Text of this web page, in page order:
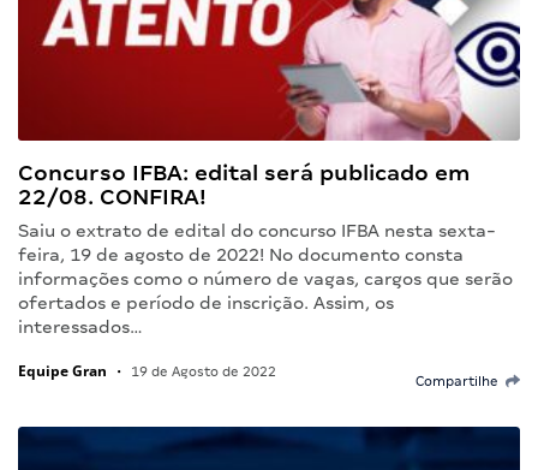
Concurso IFBA: edital será publicado em
22/08. CONFIRA!
Saiu o extrato de edital do concurso IFBA nesta sexta-
feira, 19 de agosto de 2022! No documento consta
informações como o número de vagas, cargos que serão
ofertados e período de inscrição. Assim, os
interessados…
Equipe Gran • 19 de Agosto de 2022
Compartilhe